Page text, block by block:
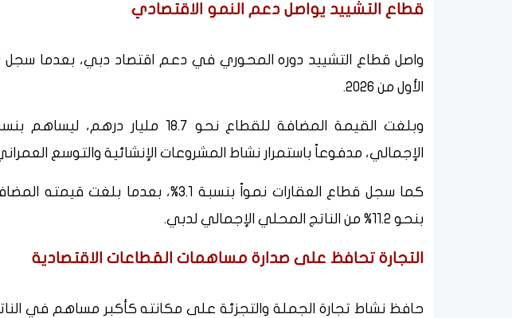
قطاع التشييد يواصل دعم النمو الاقتصادي
الأول من 2026.
الإجمالي، مدفوعاً باستمرار نشاط المشروعات الإنشائية والتوسع
بنحو 11.2% من الناتج المحلي الإجمالي لدبي.
التجارة تحافظ على صدارة مساهمات القطاعات الاقتصادية
حافظ نشاط تجارة الجملة والتجزئة على مكانته كأكبر مساهم في